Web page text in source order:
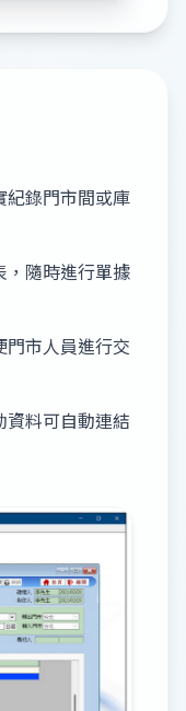
紀錄門市間或庫
，隨時進行單據
門市人員進行交
資料可自動連結